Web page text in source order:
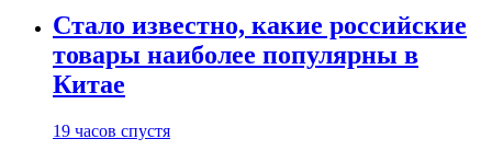
Стало известно, какие российские
товары наиболее популярны в
Китае
19 часов спустя